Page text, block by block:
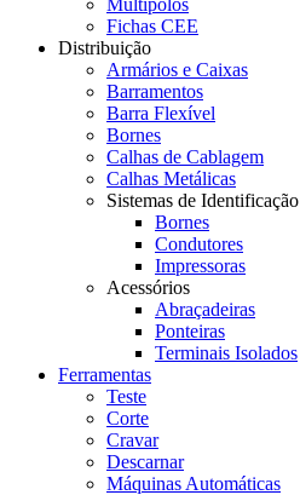
Multipolos
Fichas CEE
Distribuição
Armários e Caixas
Barramentos
Barra Flexível
Bornes
Calhas de Cablagem
Calhas Metálicas
Sistemas de Identificação
Bornes
Condutores
Impressoras
Acessórios
Abraçadeiras
Ponteiras
Terminais Isolados
Ferramentas
Teste
Corte
Cravar
Descarnar
Máquinas Automáticas